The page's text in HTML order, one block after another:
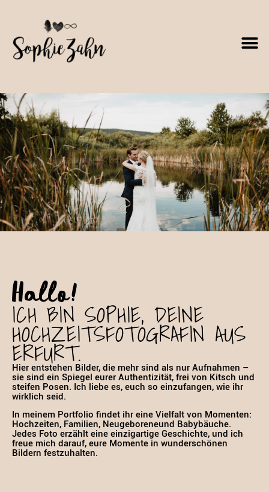
Hallo!
ICH BIN SOPHIE, DEINE
HOCHZEITSFOTOGRAFIN AUS
ERFURT.
Hier entstehen Bilder, die mehr sind als nur Aufnahmen –
sie sind ein Spiegel eurer Authentizität, frei von Kitsch und
steifen Posen. Ich liebe es, euch so einzufangen, wie ihr
wirklich seid.
In meinem Portfolio findet ihr eine Vielfalt von Momenten:
Hochzeiten, Familien, Neugeboreneund Babybäuche.
Jedes Foto erzählt eine einzigartige Geschichte, und ich
freue mich darauf, eure Momente in wunderschönen
Bildern festzuhalten.